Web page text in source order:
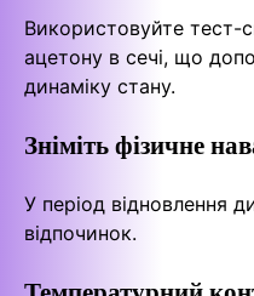
Використовуйте тест-
ацетону в сечі, що
динаміку стану.
Зніміть фізичне
У період відновлення
відпочинок.